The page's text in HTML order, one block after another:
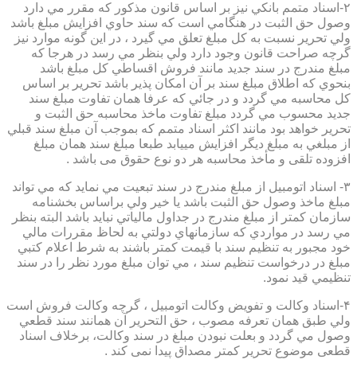
۲-اسناد متمم بانكي نيز بر اساس قانون مذكور كه مقرر مي دارد
وصول حق الثبت در هنگامي است كه سند حاوي افزايش مبلغ باشد
ولي تحرير نسبت به كل مبلغ تعلق مي گيرد ، در اين گونه موارد نيز
گرچه صراحت قانون وجود دارد ولي بنظر مي رسد در هرجا كه
مبلغ مندرج در سند جديد مانند فروش اقساطي كل مبلغ باشد
بنحوي كه اطلاق مبلغ سند بر آن امكان پذير باشد تحرير بر اساس
كل محاسبه مي گردد و در جائي كه عرفا همان تفاوت مبلغ سند
جديد محسوب مي گردد مبلغ تفاوت ماخذ محاسبه حق الثبت و
تحرير خواهد بود مانند اكثر اسناد متمم كه بموجب آن مبلغ سند قبلي
از مبلغي به مبلغ ديگر افزايش مييابد طبعا مبلغ سند همان مبلغ
افزوده تلقی و مأخذ محاسبه هر دو نوع حقوق می باشد .
۳- اسناد اتومبيل از مبلغ مندرج در سند تبعيت مي نمايد كه مي تواند
مبلغ ماخذ وصول حق الثبت باشد يا خير ولي براساس بخشنامه
سازمان كمتر از مبلغ مندرج در جداول مالياتي نبايد باشد البته بنظر
مي رسد در مواردي كه سازمانهاي دولتي به لحاظ مقررات مالي
خود مجبور به تنظيم سند با قيمت كمتر باشند به شرط اعلام كتبي
مبلغ در درخواست تنظيم سند ، مي توان مبلغ مورد نظر را در سند
تنظيمي قيد نمود.
۴-اسناد وكالت و تفويض وكالت اتومبيل ، گرچه وكالت فروش است
ولي طبق همان تعرفه مصوب ، حق التحرير آن همانند سند قطعي
وصول مي گردد و بعلت نبودن مبلغ در سند وكالت، برخلاف اسناد
قطعی موضوع تحریر کمتر مصداق پیدا نمی کند .